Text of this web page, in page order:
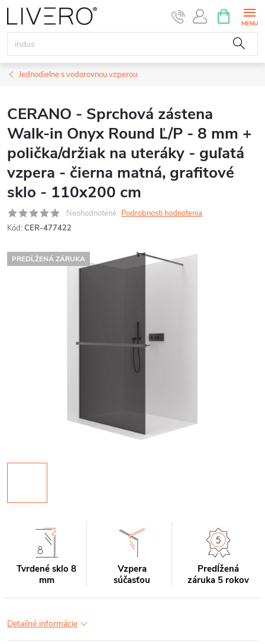
Prejsť
na
obsah
KOŠÍK
Jednodielne s vodorovnou vzperou
CERANO - Sprchová zástena
Walk-in Onyx Round Ľ/P - 8 mm +
polička/držiak na uteráky - guľatá
vzpera - čierna matná, grafitové
sklo - 110x200 cm
Neohodnotené Podrobnosti hodnotenia
Kód: CER-477422
PREDĹŽENÁ ZÁRUKA
Tvrdené sklo 8
mm
Vzpera
súčasťou
Predĺžená
záruka 5 rokov
Detailné informácie